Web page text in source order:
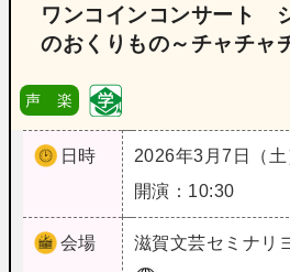
ワンコインコンサート
のおくりもの～チャチャ
声 楽
日時
2026年3月7日（土
開演：10:30
会場 滋賀文芸セミナリ